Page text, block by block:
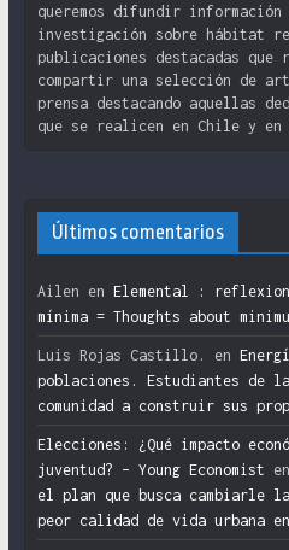
queremos difundir
investigación sobre hábitat
publicaciones destacadas que
compartir una selección de
prensa destacando aquellas
que se realicen en Chile y
Últimos comentarios
Ailen en Elemental :
mínima = Thoughts about
Luis Rojas Castillo. en
poblaciones. Estudiantes de
comunidad a construir sus
Elecciones: ¿Qué impacto
juventud? – Young Economist en
el plan que busca cambiarle
peor calidad de vida urbana